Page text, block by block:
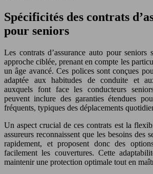
Spécificités des contrats
pour seniors
Les contrats d’assurance auto pour seniors
approche ciblée, prenant en compte les
un âge avancé. Ces polices sont conçues
adaptée aux habitudes de conduite et
auxquels font face les conducteurs
peuvent inclure des garanties étendues
fréquents, typiques des déplacements
Un aspect crucial de ces contrats est la
assureurs reconnaissent que les besoins des
rapidement, et proposent donc des
facilement les couvertures. Cette
maintenir une protection optimale tout en